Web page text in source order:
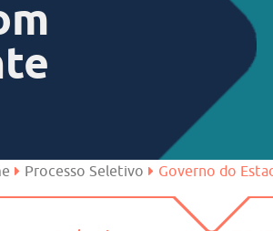
São José dos Campos
Processo Seletivo Governo do